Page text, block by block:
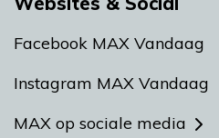
Facebook MAX Vandaag
Instagram MAX Vandaag
MAX op sociale media